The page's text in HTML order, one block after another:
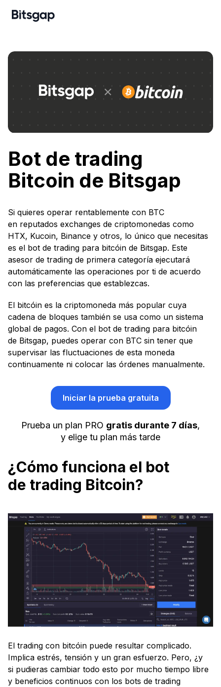
Bot de trading
Bitcoin de Bitsgap
Si quieres operar rentablemente con BTC
en reputados exchanges de criptomonedas como
HTX, Kucoin, Binance y otros, lo único que necesitas
es el bot de trading para bitcóin de Bitsgap. Este
asesor de trading de primera categoría ejecutará
automáticamente las operaciones por ti de acuerdo
con las preferencias que establezcas.
El bitcóin es la criptomoneda más popular cuya
cadena de bloques también se usa como un sistema
global de pagos. Con el bot de trading para bitcóin
de Bitsgap, puedes operar con BTC sin tener que
supervisar las fluctuaciones de esta moneda
continuamente ni colocar las órdenes manualmente.
Iniciar la prueba gratuita
Prueba un plan PRO gratis durante 7 días,
y elige tu plan más tarde
¿Cómo funciona el bot
de trading Bitcoin?
El trading con bitcóin puede resultar complicado.
Implica estrés, tensión y un gran esfuerzo. Pero, ¿y
si pudieras cambiar todo esto por mucho tiempo libre
y beneficios continuos con los bots de trading